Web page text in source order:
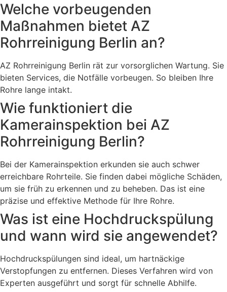
Welche vorbeugenden
Maßnahmen bietet AZ
Rohrreinigung Berlin an?
AZ Rohrreinigung Berlin rät zur vorsorglichen Wartung. Sie
bieten Services, die Notfälle vorbeugen. So bleiben Ihre
Rohre lange intakt.
Wie funktioniert die
Kamerainspektion bei AZ
Rohrreinigung Berlin?
Bei der Kamerainspektion erkunden sie auch schwer
erreichbare Rohrteile. Sie finden dabei mögliche Schäden,
um sie früh zu erkennen und zu beheben. Das ist eine
präzise und effektive Methode für Ihre Rohre.
Was ist eine Hochdruckspülung
und wann wird sie angewendet?
Hochdruckspülungen sind ideal, um hartnäckige
Verstopfungen zu entfernen. Dieses Verfahren wird von
Experten ausgeführt und sorgt für schnelle Abhilfe.